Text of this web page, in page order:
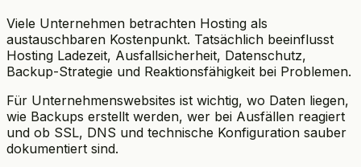
Viele Unternehmen betrachten Hosting als
austauschbaren Kostenpunkt. Tatsächlich beeinflusst
Hosting Ladezeit, Ausfallsicherheit, Datenschutz,
Backup-Strategie und Reaktionsfähigkeit bei Problemen.
Für Unternehmenswebsites ist wichtig, wo Daten liegen,
wie Backups erstellt werden, wer bei Ausfällen reagiert
und ob SSL, DNS und technische Konfiguration sauber
dokumentiert sind.